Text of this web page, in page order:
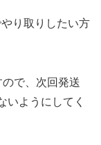
り取りしたい方
で、次回発送
いようにしてく